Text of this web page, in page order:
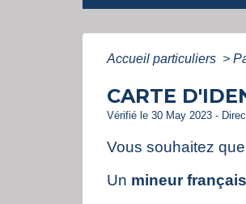
Accueil particuliers >
CARTE
Vérifié le 30 May 2023 -
Vous souhaitez
Un mineur français